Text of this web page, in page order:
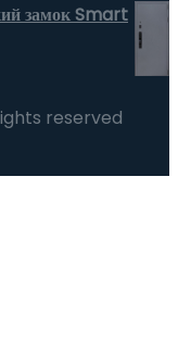
замок Smart
reserved